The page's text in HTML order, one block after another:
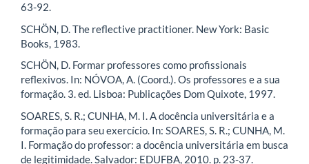
63-92.
SCHÖN, D. The reflective practitioner. New York: Basic
Books, 1983.
SCHÖN, D. Formar professores como profissionais
reflexivos. In: NÓVOA, A. (Coord.). Os professores e a sua
formação. 3. ed. Lisboa: Publicações Dom Quixote, 1997.
SOARES, S. R.; CUNHA, M. I. A docência universitária e a
formação para seu exercício. In: SOARES, S. R.; CUNHA, M.
I. Formação do professor: a docência universitária em busca
de legitimidade. Salvador: EDUFBA, 2010. p. 23-37.